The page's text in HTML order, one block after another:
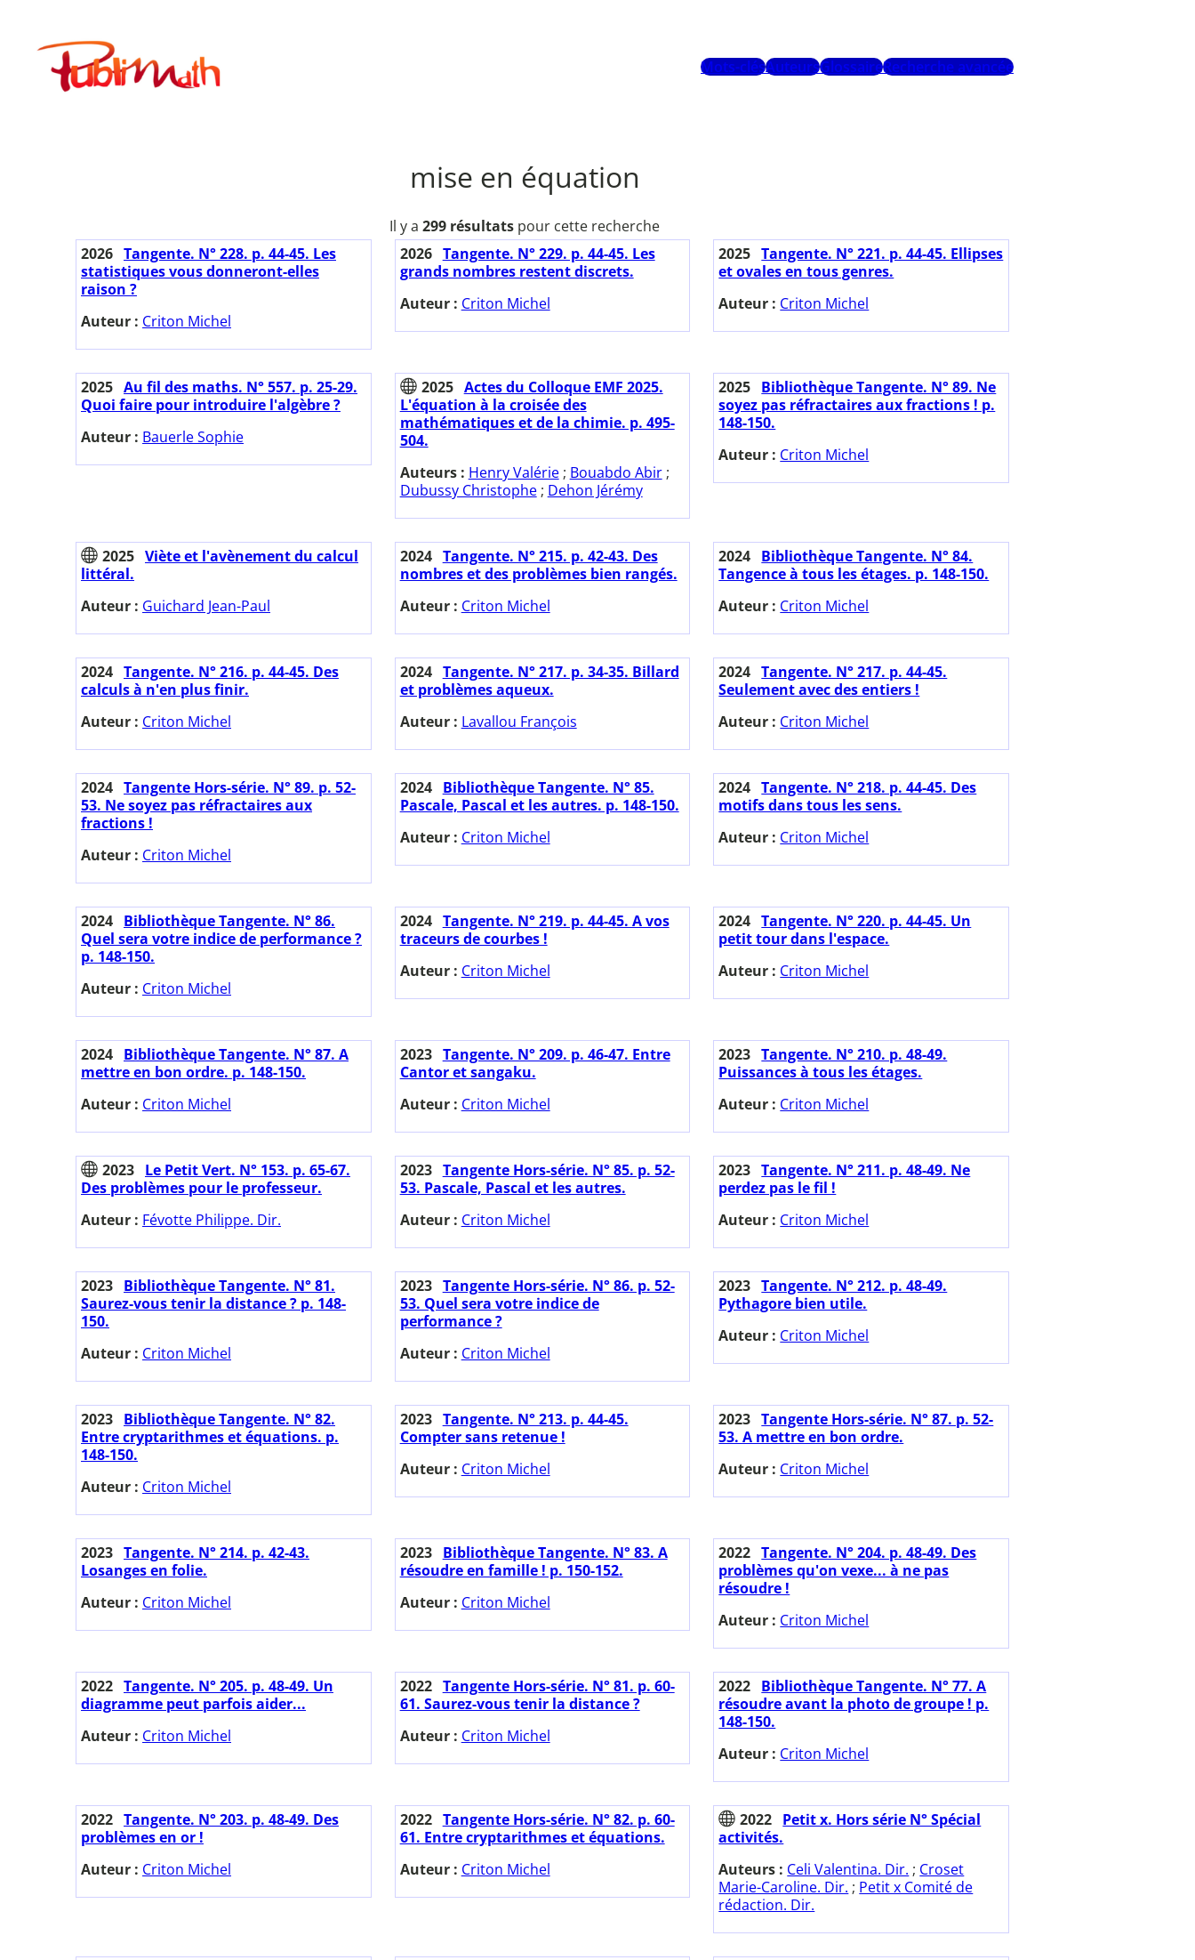
contenuPublimath
Mots-clésAuteursGlossaireRecherche avancée
mise en équation
Il y a 299 résultats pour cette recherche
2026 Tangente. N° 228. p. 44-45. Les
statistiques vous donneront-elles
raison ?
Auteur : Criton Michel
2026 Tangente. N° 229. p. 44-45. Les
grands nombres restent discrets.
Auteur : Criton Michel
2025 Tangente. N° 221. p. 44-45. Ellipses
et ovales en tous genres.
Auteur : Criton Michel
2025 Au fil des maths. N° 557. p. 25-29.
Quoi faire pour introduire l'algèbre ?
Auteur : Bauerle Sophie
2025 Actes du Colloque EMF 2025.
L'équation à la croisée des
mathématiques et de la chimie. p. 495-
504.
Auteurs : Henry Valérie; Bouabdo Abir;
Dubussy Christophe; Dehon Jérémy
2025 Bibliothèque Tangente. N° 89. Ne
soyez pas réfractaires aux fractions ! p.
148-150.
Auteur : Criton Michel
2025 Viète et l'avènement du calcul
littéral.
Auteur : Guichard Jean-Paul
2024 Tangente. N° 215. p. 42-43. Des
nombres et des problèmes bien rangés.
Auteur : Criton Michel
2024 Bibliothèque Tangente. N° 84.
Tangence à tous les étages. p. 148-150.
Auteur : Criton Michel
2024 Tangente. N° 216. p. 44-45. Des
calculs à n'en plus finir.
Auteur : Criton Michel
2024 Tangente. N° 217. p. 34-35. Billard
et problèmes aqueux.
Auteur : Lavallou François
2024 Tangente. N° 217. p. 44-45.
Seulement avec des entiers !
Auteur : Criton Michel
2024 Tangente Hors-série. N° 89. p. 52-
53. Ne soyez pas réfractaires aux
fractions !
Auteur : Criton Michel
2024
Bibliothèque Tangente. N° 85.
Pascale, Pascal et les autres. p. 148-150.
Auteur : Criton Michel
2024 Tangente. N° 218. p. 44-45. Des
motifs dans tous les sens.
Auteur : Criton Michel
2024 Bibliothèque Tangente. N° 86.
Quel sera votre indice de performance ?
p. 148-150.
Auteur : Criton Michel
2024 Tangente. N° 219. p. 44-45. A vos
traceurs de courbes !
Auteur : Criton Michel
2024 Tangente. N° 220. p. 44-45. Un
petit tour dans l'espace.
Auteur : Criton Michel
2024 Bibliothèque Tangente. N° 87. A
mettre en bon ordre. p. 148-150.
Auteur : Criton Michel
2023 Tangente. N° 209. p. 46-47. Entre
Cantor et sangaku.
Auteur : Criton Michel
2023 Tangente. N° 210. p. 48-49.
Puissances à tous les étages.
Auteur : Criton Michel
2023 Le Petit Vert. N° 153. p. 65-67.
Des problèmes pour le professeur.
Auteur : Févotte Philippe. Dir.
2023 Tangente Hors-série. N° 85. p. 52-
53. Pascale, Pascal et les autres.
Auteur : Criton Michel
2023 Tangente. N° 211. p. 48-49. Ne
perdez pas le fil !
Auteur : Criton Michel
2023 Bibliothèque Tangente. N° 81.
Saurez-vous tenir la distance ? p. 148-
150.
Auteur : Criton Michel
2023 Tangente Hors-série. N° 86. p. 52-
53. Quel sera votre indice de
performance ?
Auteur : Criton Michel
2023 Tangente. N° 212. p. 48-49.
Pythagore bien utile.
Auteur : Criton Michel
2023 Bibliothèque Tangente. N° 82.
Entre cryptarithmes et équations. p.
148-150.
Auteur : Criton Michel
2023 Tangente. N° 213. p. 44-45.
Compter sans retenue !
Auteur : Criton Michel
2023 Tangente Hors-série. N° 87. p. 52-
53. A mettre en bon ordre.
Auteur : Criton Michel
2023 Tangente. N° 214. p. 42-43.
Losanges en folie.
Auteur : Criton Michel
2023
Bibliothèque Tangente. N° 83. A
résoudre en famille ! p. 150-152.
Auteur : Criton Michel
2022 Tangente. N° 204. p. 48-49. Des
problèmes qu'on vexe... à ne pas
résoudre !
Auteur : Criton Michel
2022 Tangente. N° 205. p. 48-49. Un
diagramme peut parfois aider...
Auteur : Criton Michel
2022 Tangente Hors-série. N° 81. p. 60-
61. Saurez-vous tenir la distance ?
Auteur : Criton Michel
2022 Bibliothèque Tangente. N° 77. A
résoudre avant la photo de groupe ! p.
148-150.
Auteur : Criton Michel
2022 Tangente. N° 203. p. 48-49. Des
problèmes en or !
Auteur : Criton Michel
2022 Tangente Hors-série. N° 82. p. 60-
61. Entre cryptarithmes et équations.
Auteur : Criton Michel
2022 Petit x. Hors série N° Spécial
activités.
Auteurs : Celi Valentina. Dir. ; Croset
Marie-Caroline. Dir. ; Petit x Comité de
rédaction. Dir.